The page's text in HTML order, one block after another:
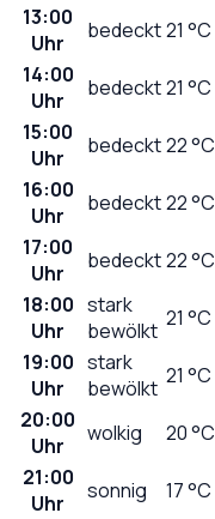
13:00
Uhr
bedeckt21 °C
14:00
Uhr
bedeckt21 °C
15:00
Uhr
bedeckt22°C
16:00
Uhr
bedeckt22°C
17:00
Uhr
bedeckt22°C
18:00
Uhr
stark
bewölkt 21 °C
19:00
Uhr
stark
bewölkt 21 °C
20:00
Uhr
wolkig 20°C
21:00
Uhr
sonnig 17°C